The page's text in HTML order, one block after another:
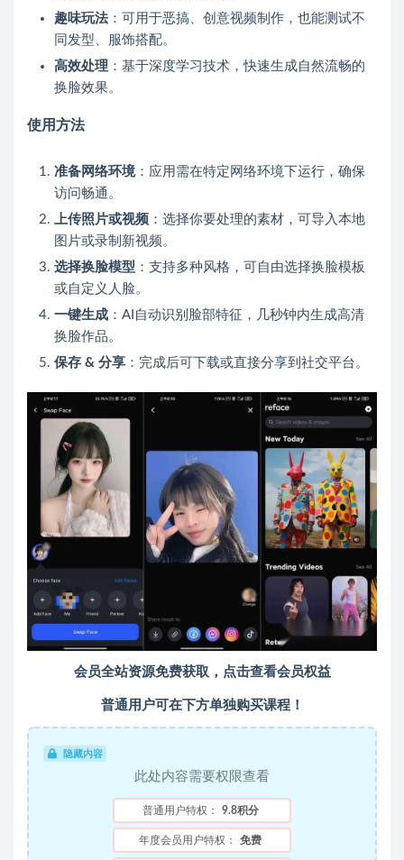
趣味玩法：可用于恶搞、创意视频制作，也能测试不
同发型、服饰搭配。
高效处理 ：基于深度学习技术，快速生成自然流畅的
换脸效果。
使用方法
准备网络环境：应用需在特定网络环境下运行，确保
访问畅通。
上传照片或视频 ：选择你要处理的素材，可导入本地
图片或录制新视频。
选择换脸模型 ：支持多种风格，可自由选择换脸模板
或自定义人脸。
一键生成 ：AI自动识别脸部特征，几秒钟内生成高清
换脸作品。
保存 & 分享 ：完成后可下载或直接分享到社交平台。
会员全站资源免费获取，点击查看会员权益
普通用户可在下方单独购买课程！
隐藏内容
此处内容需要权限查看
普通用户特权： 9.8积分
年度会员用户特权： 免费